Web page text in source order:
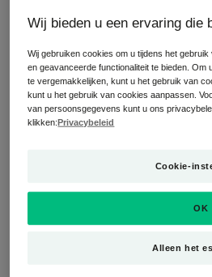
Het product is samengesteld om
gebarsten en zeer droge lippen
klimaatomstandigheden,
behandelingen...) te verzachten,
en voeden, en bestaat voor 97%
ingrediënten. Het verzorgt de
het bevat (jojoba, shea,
zuiverende minerale stoffen
verspreiding van bacteriën
DERMALIBOUR+ CICA-
naartoe worden genomen. De
Wij bieden u een ervaring die
Wij gebruiken cookies om u tijdens het
en geavanceerde functionaliteit te bieden.
te vergemakkelijken, kunt u het gebruik van
kunt u het gebruik van cookies aanpassen.
van persoonsgegevens kunt u ons
klikken:Privacybeleid
Cookie-
Alleen het
OK